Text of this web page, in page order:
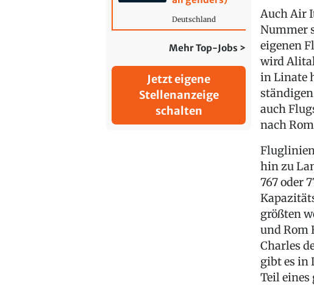
Deutschland
Mehr Top-Jobs >
Jetzt eigene
Stellenanzeige
schalten
Auch Air
Nummer
eigenen
wird
in Linate
auch
nach
hin zu
767 oder
größten
und Rom
Charles
gibt es in
Teil